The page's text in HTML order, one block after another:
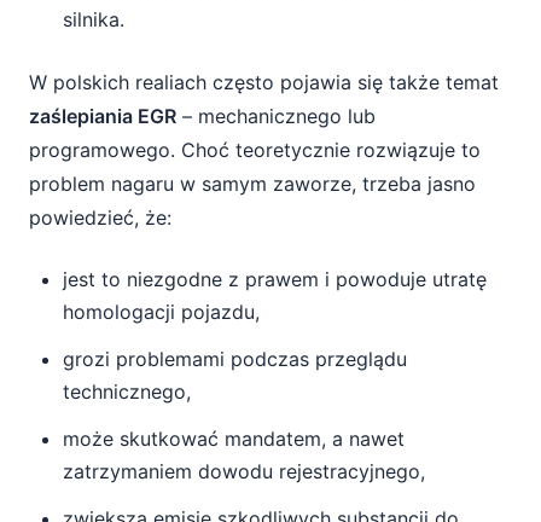
silnika.
W polskich realiach często pojawia się także temat
zaślepiania EGR – mechanicznego lub
programowego. Choć teoretycznie rozwiązuje to
problem nagaru w samym zaworze, trzeba jasno
powiedzieć, że:
jest to niezgodne z prawem i powoduje utratę
homologacji pojazdu,
grozi problemami podczas przeglądu
technicznego,
może skutkować mandatem, a nawet
zatrzymaniem dowodu rejestracyjnego,